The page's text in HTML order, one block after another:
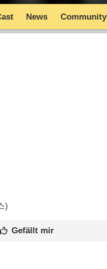
News Community
)